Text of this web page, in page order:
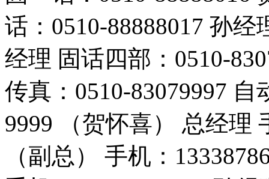
话：0510-88888017 孙经
经理 固话四部：0510-
传真：0510-83079997
9999 （贺怀喜） 总经理
（副总） 手机：